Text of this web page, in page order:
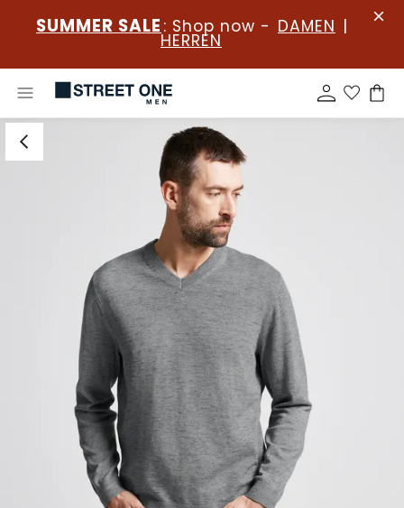
SUMMER SALE : Shop now - DAMEN |
HERREN